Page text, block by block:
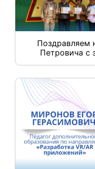
Поздравляем
Петровича с